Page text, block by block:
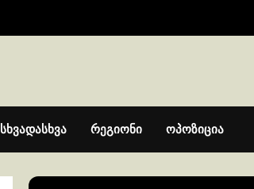
სხვადასხვა რეგიონი ოპოზიცია